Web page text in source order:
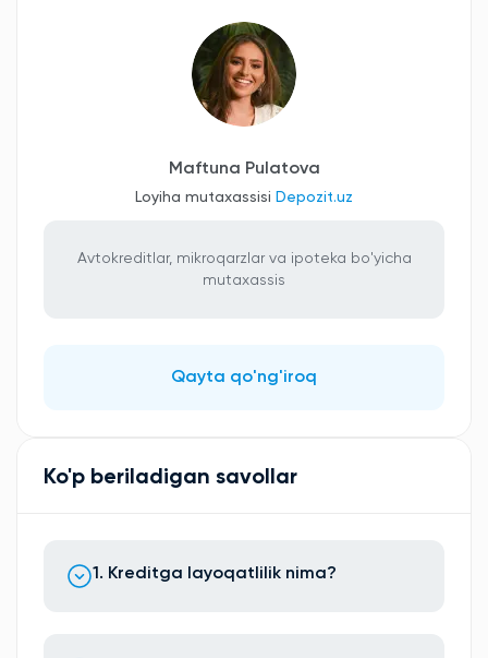
Maftuna Pulatova
Loyiha mutaxassisi Depozit.uz
Avtokreditlar, mikroqarzlar va ipoteka bo'yicha
mutaxassis
Qayta qo'ng'iroq
Ko'p beriladigan savollar
1. Kreditga layoqatlilik nima?